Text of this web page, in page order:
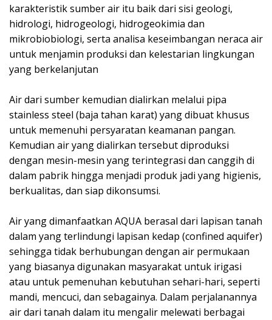
karakteristik sumber air itu baik dari sisi geologi,
hidrologi, hidrogeologi, hidrogeokimia dan
mikrobiobiologi, serta analisa keseimbangan neraca air
untuk menjamin produksi dan kelestarian lingkungan
yang berkelanjutan⁣
Air dari sumber kemudian dialirkan melalui pipa
stainless steel (baja tahan karat) yang dibuat khusus
untuk memenuhi persyaratan keamanan pangan.
Kemudian air yang dialirkan tersebut diproduksi
dengan mesin-mesin yang terintegrasi dan canggih di
dalam pabrik hingga menjadi produk jadi yang higienis,
berkualitas, dan siap dikonsumsi.⁣
Air yang dimanfaatkan AQUA berasal dari lapisan tanah
dalam yang terlindungi lapisan kedap (confined aquifer)
sehingga tidak berhubungan dengan air permukaan
yang biasanya digunakan masyarakat untuk irigasi
atau untuk pemenuhan kebutuhan sehari-hari, seperti
mandi, mencuci, dan sebagainya. Dalam perjalanannya
air dari tanah dalam itu mengalir melewati berbagai